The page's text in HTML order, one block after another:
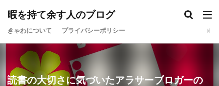
暇を持て余す人のブログ
きゃわについて プライバシーポリシー
読書の大切さに気づいたアラサーブロガーの